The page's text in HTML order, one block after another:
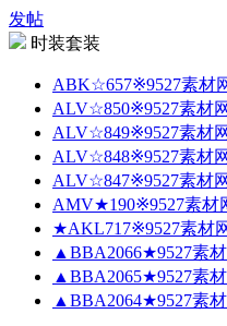
发帖
时装套装
ABK☆657※9527素材
ALV☆850※9527素材网
ALV☆849※9527素材网
ALV☆848※9527素材网
ALV☆847※9527素材网
AMV★190※9527素材
★AKL717※9527素材
▲BBA2066★9527素材
▲BBA2065★9527素材
▲BBA2064★9527素材